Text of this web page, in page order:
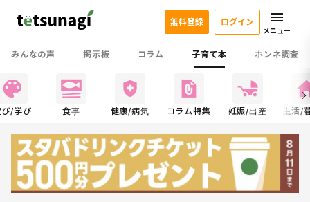
みんなの声 掲示板 コラム 子育て本 ホンネ調査
無料登録 ログイン
メニュー
び/学び 食事 健康/病気 コラム特集 妊娠/出産 生活/